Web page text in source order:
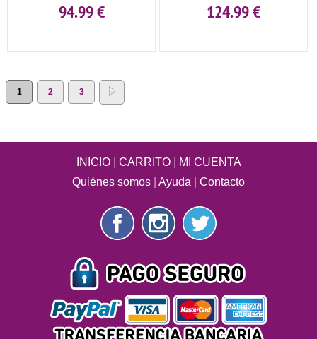
94.99€ 124.99€
1 2 3
INICIO| CARRITO|
MI CUENTA
Quiénes somos
Ayuda Contacto